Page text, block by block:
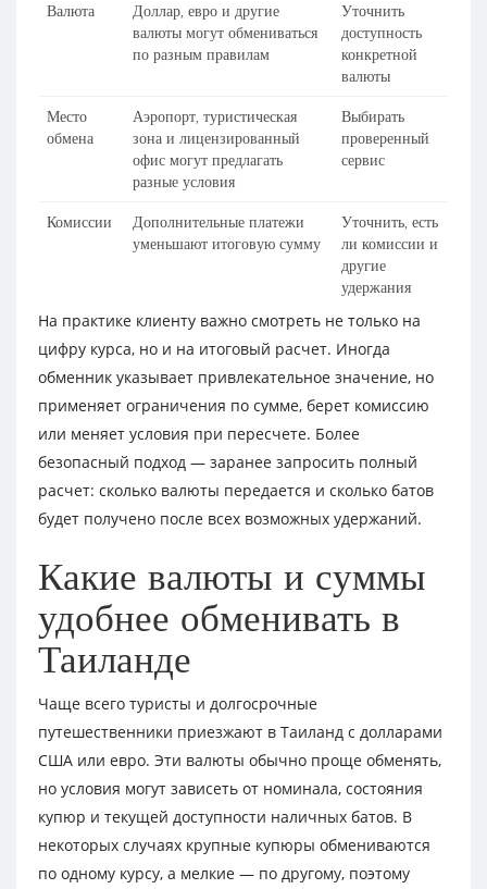
Валюта
Доллар, евро и другие
валюты могут обмениваться
по разным правилам
Уточнить
доступность
конкретной
валюты
Место
обмена
Аэропорт, туристическая
зона и лицензированный
офис могут предлагать
разные условия
Выбирать
проверенный
сервис
Комиссии
Дополнительные платежи
уменьшают итоговую сумму
Уточнить, есть
ли комиссии и
другие
удержания
На практике клиенту важно смотреть не только на
цифру курса, но и на итоговый расчет. Иногда
обменник указывает привлекательное значение, но
применяет ограничения по сумме, берет комиссию
или меняет условия при пересчете. Более
безопасный подход — заранее запросить полный
расчет: сколько валюты передается и сколько батов
будет получено после всех возможных удержаний.
Какие валюты и суммы
удобнее обменивать в
Таиланде
Чаще всего туристы и долгосрочные
путешественники приезжают в Таиланд с долларами
США или евро. Эти валюты обычно проще обменять,
но условия могут зависеть от номинала, состояния
купюр и текущей доступности наличных батов. В
некоторых случаях крупные купюры обмениваются
по одному курсу, а мелкие — по другому, поэтому